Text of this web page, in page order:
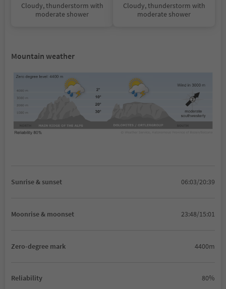
Cloudy, thunderstorm with
moderate shower
Cloudy, thunderstorm with
moderate shower
Mountain weather
Sunrise & sunset 06:03/20:39
Moonrise & moonset 23:48/15:01
Zero-degree mark 4400m
Reliability 80%